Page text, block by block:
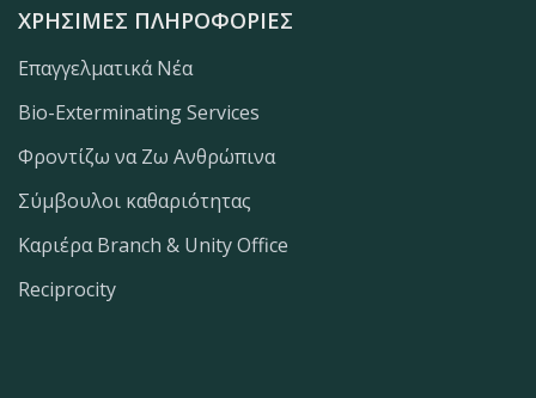
ΧΡΉΣΙΜΕΣ ΠΛΗΡΟΦΟΡΊΕΣ
Επαγγελματικά Νέα
Bio-Exterminating Services
Φροντίζω να Ζω Ανθρώπινα
Σύμβουλοι καθαριότητας
Καριέρα Branch & Unity Office
Reciprocity